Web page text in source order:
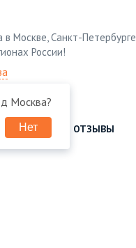
Москве, Санкт-Петербурге,
России!
Москва?
Нет ОТЗЫВЫ